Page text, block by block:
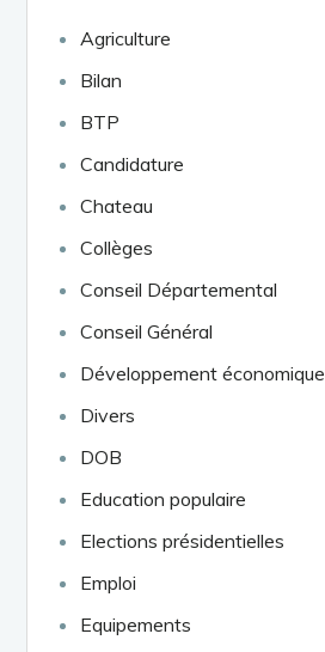
Agriculture
Bilan
BTP
Candidature
Chateau
Collèges
Conseil Départemental
Conseil Général
Développement économique
Divers
DOB
Education populaire
Elections présidentielles
Emploi
Equipements